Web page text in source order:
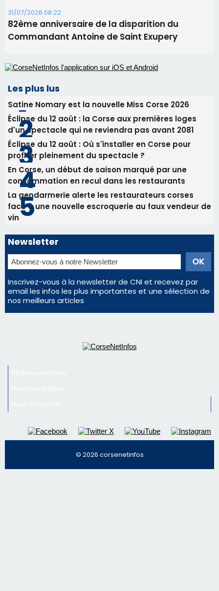
31/07/2026 08:22
82ème anniversaire de la disparition du
Commandant Antoine de Saint Exupery
Les plus lus
Satine Nomary est la nouvelle Miss Corse 2026
Éclipse du 12 août : la Corse aux premières loges
d'un spectacle qui ne reviendra pas avant 2081
Éclipse du 12 août : Où s'installer en Corse pour
profiter pleinement du spectacle ?
En Corse, un début de saison marqué par une
consommation en recul dans les restaurants
La gendarmerie alerte les restaurateurs corses
face à une nouvelle escroquerie au faux vendeur de
vin
Newsletter
Inscrivez-vous à la newsletter de CNI et recevez par
email les infos les plus importantes et une sélection de
nos meilleurs articles
© 2026 corsenetinfos